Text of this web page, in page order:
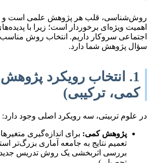
روش‌شناسی، قلب هر پژوهش علمی است و در
اهمیت ویژه‌ای برخوردار است؛ زیرا با
اجتماعی سروکار داریم. انتخاب روش
سؤال پژوهش شما دارد.
1. انتخاب رویکرد
کمی، ترکیبی)
در علوم تربیتی، سه رویکرد اصلی وجود دارد:
پژوهش کمی: برای اندازه‌گیری
تعمیم نتایج به جامعه آماری بزرگ‌تر
بررسی اثربخشی یک روش تدریس